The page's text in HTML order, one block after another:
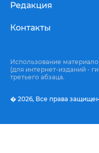
Редакция
Контакты
Использование
(для интернет-изданий -
третьего абзаца.
� 2026, Все права